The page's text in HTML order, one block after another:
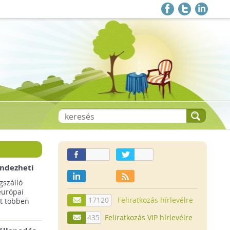
többen
17120
Feliratkozás hírlevélre
435
Feliratkozás VIP hírlevélre